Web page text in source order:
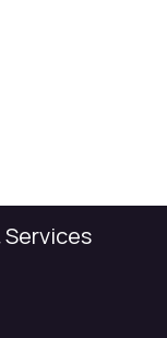
Services